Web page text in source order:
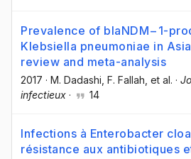
Prevalence of blaNDM−1-
Klebsiella pneumoniae in
review and meta-analysis
2017 · M. Dadashi , F. Fallah , et al. ·
infectieux · 14
Infections à Enterobacter
résistance aux antibiotiques